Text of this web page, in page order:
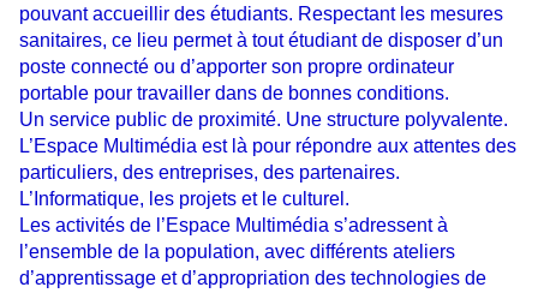
pouvant accueillir des étudiants. Respectant les mesures
sanitaires, ce lieu permet à tout étudiant de disposer d’un
poste connecté ou d’apporter son propre ordinateur
portable pour travailler dans de bonnes conditions.
Un service public de proximité. Une structure polyvalente.
L’Espace Multimédia est là pour répondre aux attentes des
particuliers, des entreprises, des partenaires.
L’Informatique, les projets et le culturel.
Les activités de l’Espace Multimédia s’adressent à
l’ensemble de la population, avec différents ateliers
d’apprentissage et d’appropriation des technologies de